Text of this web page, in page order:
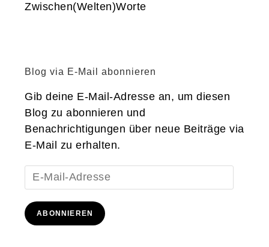
Zwischen(Welten)Worte
Blog via E-Mail abonnieren
Gib deine E-Mail-Adresse an, um diesen
Blog zu abonnieren und
Benachrichtigungen über neue Beiträge via
E-Mail zu erhalten.
E-
Mail-
Adresse
ABONNIEREN